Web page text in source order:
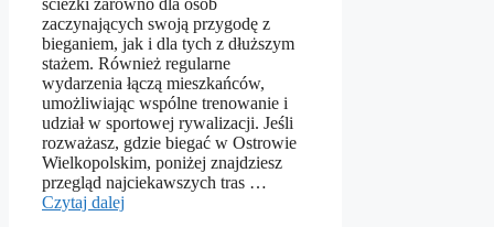
ścieżki zarówno dla osób
zaczynających swoją przygodę z
bieganiem, jak i dla tych z dłuższym
stażem. Również regularne
wydarzenia łączą mieszkańców,
umożliwiając wspólne trenowanie i
udział w sportowej rywalizacji. Jeśli
rozważasz, gdzie biegać w Ostrowie
Wielkopolskim, poniżej znajdziesz
przegląd najciekawszych tras …
Czytaj dalej